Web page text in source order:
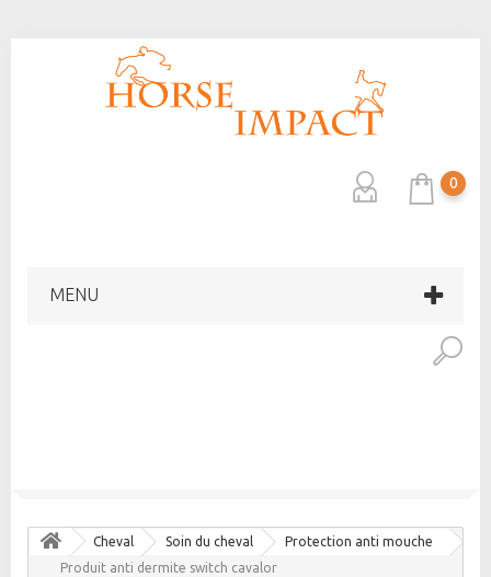
0
MENU
Cheval Soin du cheval
Protection anti mouche
Produit anti dermite switch cavalor